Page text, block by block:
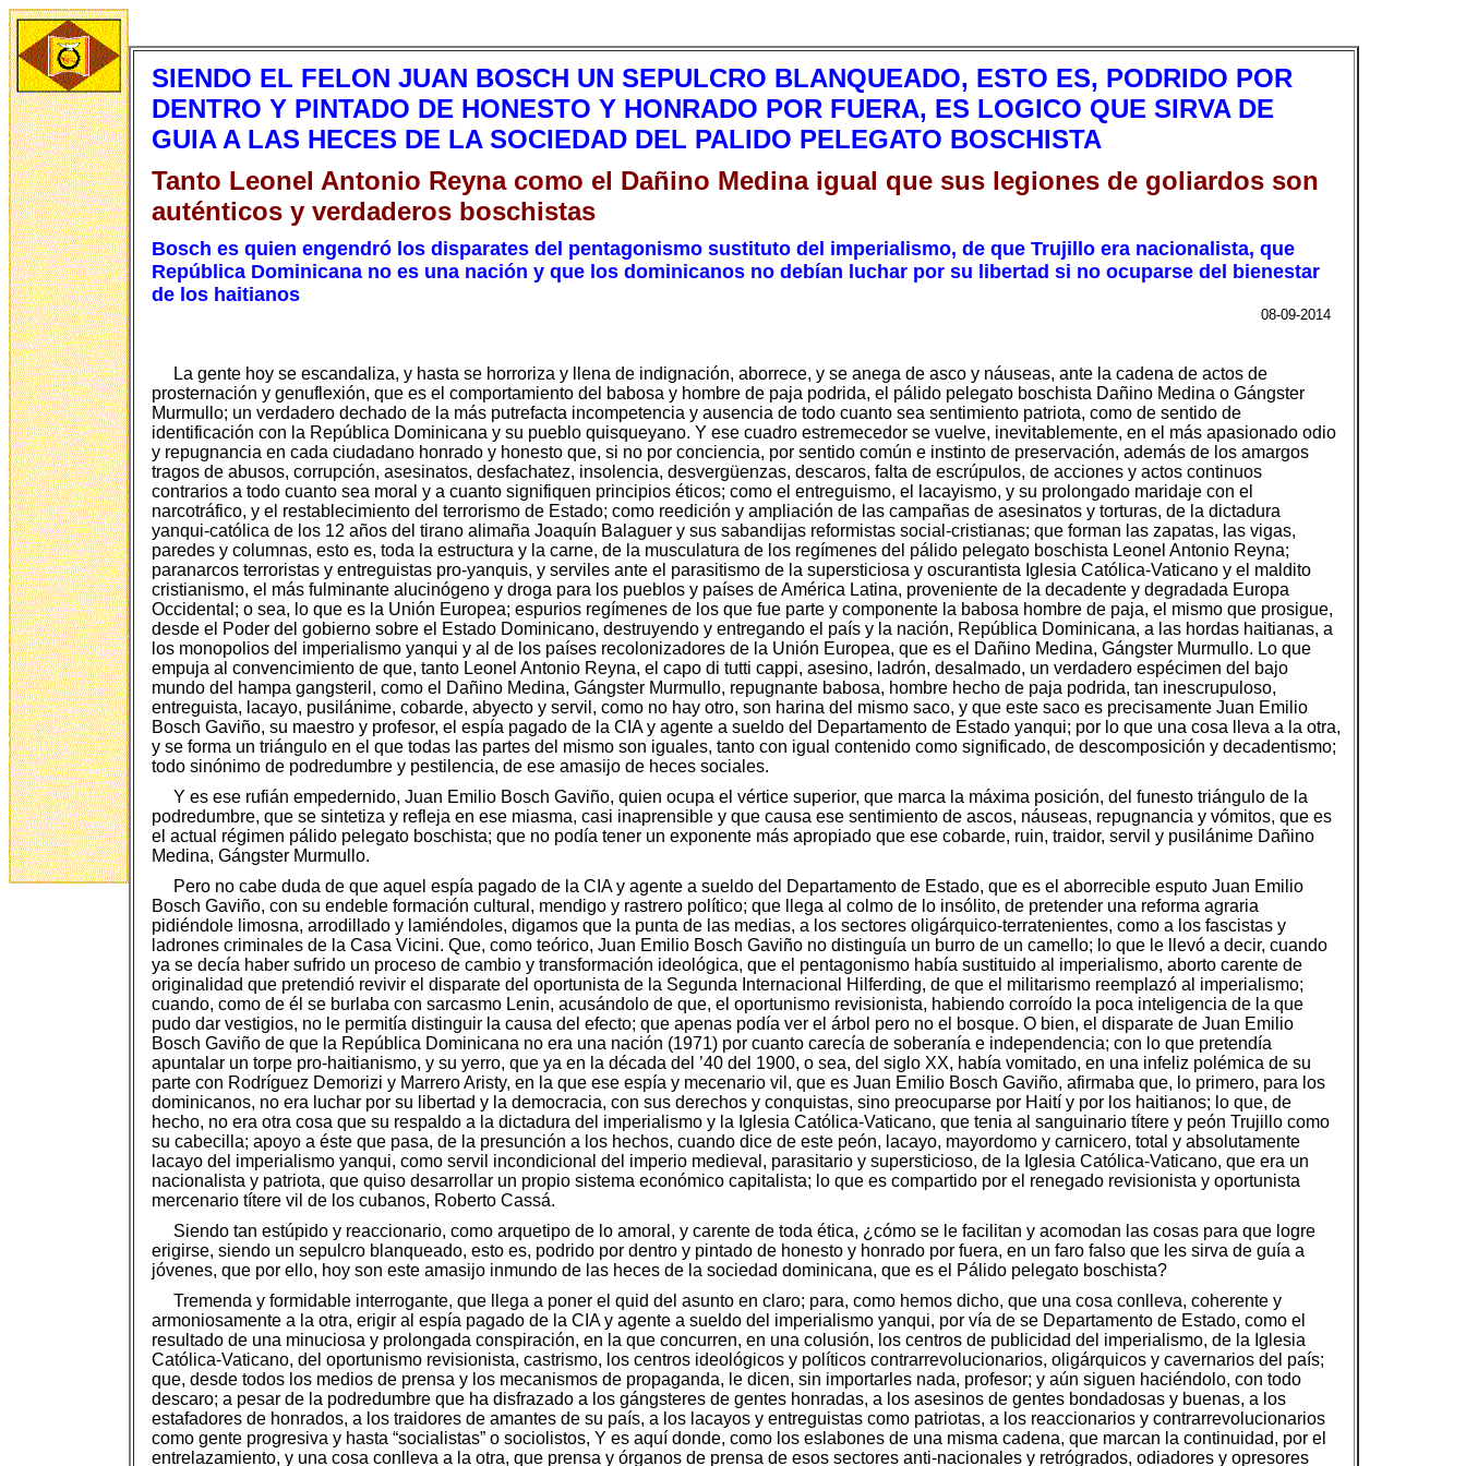
SIENDO EL FELON JUAN BOSCH UN SEPULCRO BLANQUEADO, ESTO ES, PODRIDO POR
DENTRO Y PINTADO DE HONESTO Y HONRADO POR FUERA, ES LOGICO QUE SIRVA DE
GUIA A LAS HECES DE LA SOCIEDAD DEL PALIDO PELEGATO BOSCHISTA
Tanto Leonel Antonio Reyna como el Dañino Medina igual que sus legiones de goliardos son
auténticos y verdaderos boschistas
Bosch es quien engendró los disparates del pentagonismo sustituto del imperialismo, de que Trujillo era nacionalista, que
República Dominicana no es una nación y que los dominicanos no debían luchar por su libertad si no ocuparse del bienestar
de los haitianos
08-09-2014
La gente hoy se escandaliza, y hasta se horroriza y llena de indignación, aborrece, y se anega de asco y náuseas, ante la cadena de actos de
prosternación y genuflexión, que es el comportamiento del babosa y hombre de paja podrida, el pálido pelegato boschista Dañino Medina o Gángster
Murmullo; un verdadero dechado de la más putrefacta incompetencia y ausencia de todo cuanto sea sentimiento patriota, como de sentido de
identificación con la República Dominicana y su pueblo quisqueyano. Y ese cuadro estremecedor se vuelve, inevitablemente, en el más apasionado odio
y repugnancia en cada ciudadano honrado y honesto que, si no por conciencia, por sentido común e instinto de preservación, además de los amargos
tragos de abusos, corrupción, asesinatos, desfachatez, insolencia, desvergüenzas, descaros, falta de escrúpulos, de acciones y actos continuos
contrarios a todo cuanto sea moral y a cuanto signifiquen principios éticos; como el entreguismo, el lacayismo, y su prolongado maridaje con el
narcotráfico, y el restablecimiento del terrorismo de Estado; como reedición y ampliación de las campañas de asesinatos y torturas, de la dictadura
yanqui-católica de los 12 años del tirano alimaña Joaquín Balaguer y sus sabandijas reformistas social-cristianas; que forman las zapatas, las vigas,
paredes y columnas, esto es, toda la estructura y la carne, de la musculatura de los regímenes del pálido pelegato boschista Leonel Antonio Reyna;
paranarcos terroristas y entreguistas pro-yanquis, y serviles ante el parasitismo de la supersticiosa y oscurantista Iglesia Católica-Vaticano y el maldito
cristianismo, el más fulminante alucinógeno y droga para los pueblos y países de América Latina, proveniente de la decadente y degradada Europa
Occidental; o sea, lo que es la Unión Europea; espurios regímenes de los que fue parte y componente la babosa hombre de paja, el mismo que prosigue,
desde el Poder del gobierno sobre el Estado Dominicano, destruyendo y entregando el país y la nación, República Dominicana, a las hordas haitianas, a
los monopolios del imperialismo yanqui y al de los países recolonizadores de la Unión Europea, que es el Dañino Medina, Gángster Murmullo. Lo que
empuja al convencimiento de que, tanto Leonel Antonio Reyna, el capo di tutti cappi, asesino, ladrón, desalmado, un verdadero espécimen del bajo
mundo del hampa gangsteril, como el Dañino Medina, Gángster Murmullo, repugnante babosa, hombre hecho de paja podrida, tan inescrupuloso,
entreguista, lacayo, pusilánime, cobarde, abyecto y servil, como no hay otro, son harina del mismo saco, y que este saco es precisamente Juan Emilio
Bosch Gaviño, su maestro y profesor, el espía pagado de la CIA y agente a sueldo del Departamento de Estado yanqui; por lo que una cosa lleva a la otra,
y se forma un triángulo en el que todas las partes del mismo son iguales, tanto con igual contenido como significado, de descomposición y decadentismo;
todo sinónimo de podredumbre y pestilencia, de ese amasijo de heces sociales.
Y es ese rufián empedernido, Juan Emilio Bosch Gaviño, quien ocupa el vértice superior, que marca la máxima posición, del funesto triángulo de la
podredumbre, que se sintetiza y refleja en ese miasma, casi inaprensible y que causa ese sentimiento de ascos, náuseas, repugnancia y vómitos, que es
el actual régimen pálido pelegato boschista; que no podía tener un exponente más apropiado que ese cobarde, ruin, traidor, servil y pusilánime Dañino
Medina, Gángster Murmullo.
Pero no cabe duda de que aquel espía pagado de la CIA y agente a sueldo del Departamento de Estado, que es el aborrecible esputo Juan Emilio
Bosch Gaviño, con su endeble formación cultural, mendigo y rastrero político; que llega al colmo de lo insólito, de pretender una reforma agraria
pidiéndole limosna, arrodillado y lamiéndoles, digamos que la punta de las medias, a los sectores oligárquico-terratenientes, como a los fascistas y
ladrones criminales de la Casa Vicini. Que, como teórico, Juan Emilio Bosch Gaviño no distinguía un burro de un camello; lo que le llevó a decir, cuando
ya se decía haber sufrido un proceso de cambio y transformación ideológica, que el pentagonismo había sustituido al imperialismo, aborto carente de
originalidad que pretendió revivir el disparate del oportunista de la Segunda Internacional Hilferding, de que el militarismo reemplazó al imperialismo;
cuando, como de él se burlaba con sarcasmo Lenin, acusándolo de que, el oportunismo revisionista, habiendo corroído la poca inteligencia de la que
pudo dar vestigios, no le permitía distinguir la causa del efecto; que apenas podía ver el árbol pero no el bosque. O bien, el disparate de Juan Emilio
Bosch Gaviño de que la República Dominicana no era una nación (1971) por cuanto carecía de soberanía e independencia; con lo que pretendía
apuntalar un torpe pro-haitianismo, y su yerro, que ya en la década del ’40 del 1900, o sea, del siglo XX, había vomitado, en una infeliz polémica de su
parte con Rodríguez Demorizi y Marrero Aristy, en la que ese espía y mecenario vil, que es Juan Emilio Bosch Gaviño, afirmaba que, lo primero, para los
dominicanos, no era luchar por su libertad y la democracia, con sus derechos y conquistas, sino preocuparse por Haití y por los haitianos; lo que, de
hecho, no era otra cosa que su respaldo a la dictadura del imperialismo y la Iglesia Católica-Vaticano, que tenia al sanguinario títere y peón Trujillo como
su cabecilla; apoyo a éste que pasa, de la presunción a los hechos, cuando dice de este peón, lacayo, mayordomo y carnicero, total y absolutamente
lacayo del imperialismo yanqui, como servil incondicional del imperio medieval, parasitario y supersticioso, de la Iglesia Católica-Vaticano, que era un
nacionalista y patriota, que quiso desarrollar un propio sistema económico capitalista; lo que es compartido por el renegado revisionista y oportunista
mercenario títere vil de los cubanos, Roberto Cassá.
Siendo tan estúpido y reaccionario, como arquetipo de lo amoral, y carente de toda ética, ¿cómo se le facilitan y acomodan las cosas para que logre
erigirse, siendo un sepulcro blanqueado, esto es, podrido por dentro y pintado de honesto y honrado por fuera, en un faro falso que les sirva de guía a
jóvenes, que por ello, hoy son este amasijo inmundo de las heces de la sociedad dominicana, que es el Pálido pelegato boschista?
Tremenda y formidable interrogante, que llega a poner el quid del asunto en claro; para, como hemos dicho, que una cosa conlleva, coherente y
armoniosamente a la otra, erigir al espía pagado de la CIA y agente a sueldo del imperialismo yanqui, por vía de se Departamento de Estado, como el
resultado de una minuciosa y prolongada conspiración, en la que concurren, en una colusión, los centros de publicidad del imperialismo, de la Iglesia
Católica-Vaticano, del oportunismo revisionista, castrismo, los centros ideológicos y políticos contrarrevolucionarios, oligárquicos y cavernarios del país;
que, desde todos los medios de prensa y los mecanismos de propaganda, le dicen, sin importarles nada, profesor; y aún siguen haciéndolo, con todo
descaro; a pesar de la podredumbre que ha disfrazado a los gángsteres de gentes honradas, a los asesinos de gentes bondadosas y buenas, a los
estafadores de honrados, a los traidores de amantes de su país, a los lacayos y entreguistas como patriotas, a los reaccionarios y contrarrevolucionarios
como gente progresiva y hasta “socialistas” o sociolistos, Y es aquí donde, como los eslabones de una misma cadena, que marcan la continuidad, por el
entrelazamiento, y una cosa conlleva a la otra, que prensa y órganos de prensa de esos sectores anti-nacionales y retrógrados, odiadores y opresores